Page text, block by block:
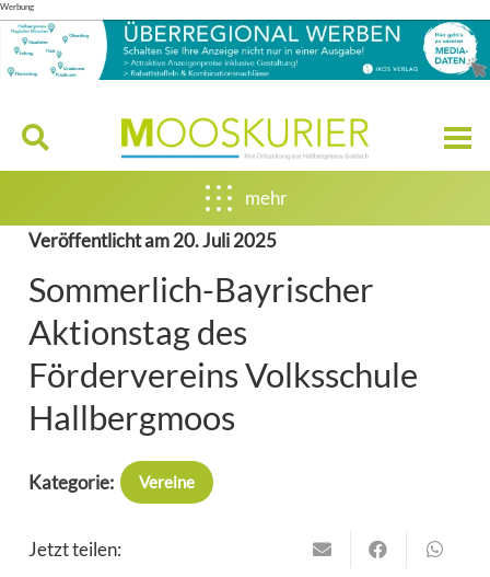
Werbung
mehr
Veröffentlicht am20. Juli 2025
Sommerlich-Bayrischer
Aktionstag des
Fördervereins Volksschule
Hallbergmoos
Kategorie: Vereine
Jetzt teilen: